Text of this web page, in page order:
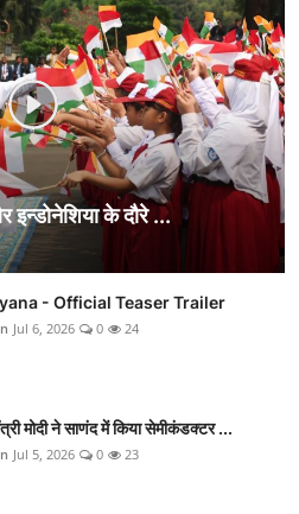
इन्डोनेशिया के दौरे ...
- Official Teaser Trailer
Jul 6, 2026 0 24
मोदी ने साणंद में किया सेमीकंडक्टर ...
Jul 5, 2026 0 23